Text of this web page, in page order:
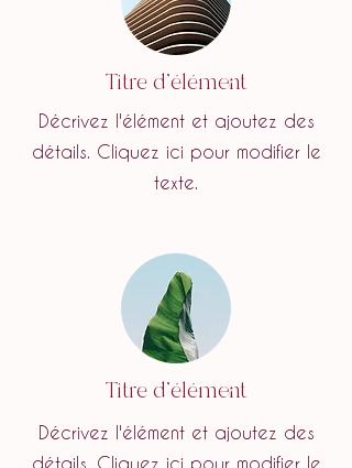
Titre d'élément
Décrivez l'élément et ajoutez des
détails. Cliquez ici pour modifier le
texte.
Titre d'élément
Décrivez l'élément et ajoutez des
détails. Cliquez ici pour modifier le